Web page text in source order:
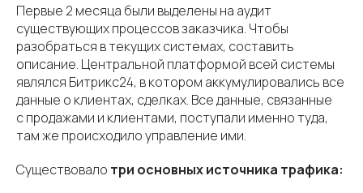
Первые 2 месяца были выделены на аудит
существующих процессов заказчика. Чтобы
разобраться в текущих системах, составить
описание. Центральной платформой всей системы
являлся Битрикс24, в котором аккумулировались все
данные о клиентах, сделках. Все данные, связанные
с продажами и клиентами, поступали именно туда,
там же происходило управление ими.
Существовало три основных источника трафика: